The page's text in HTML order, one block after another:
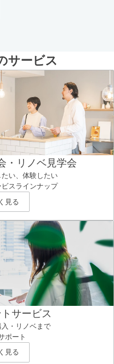
サービス
・リノベ見学会
い、体験したい
スラインナップ
見る
サービス
・リノベまで
ポート
見る